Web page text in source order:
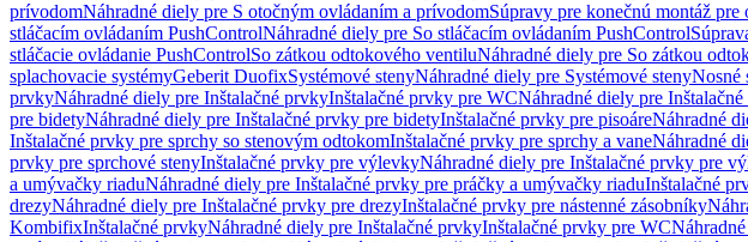
prívodomNáhradné diely pre S otočným ovládaním a prívodomSúpravy pre konečnú montáž
stláčacím ovládaním PushControlNáhradné diely pre So stláčacím ovládaním PushControl
stláčacie ovládanie PushControlSo zátkou odtokového ventiluNáhradné diely pre So zátkou
splachovacie systémyGeberit DuofixSystémové stenyNáhradné diely pre Systémové stenyNosné
prvkyNáhradné diely pre Inštalačné prvkyInštalačné prvky pre WCNáhradné diely pre
pre bidetyNáhradné diely pre Inštalačné prvky pre bidetyInštalačné prvky pre pisoáreNáhradné
Inštalačné prvky pre sprchy so stenovým odtokomInštalačné prvky pre sprchy a vaneNáhradné
prvky pre sprchové stenyInštalačné prvky pre výlevkyNáhradné diely pre Inštalačné prvky pre
a umývačky riaduNáhradné diely pre Inštalačné prvky pre práčky a umývačky riaduInštalačné
drezyNáhradné diely pre Inštalačné prvky pre drezyInštalačné prvky pre nástenné zásobníky
KombifixInštalačné prvkyNáhradné diely pre Inštalačné prvkyInštalačné prvky pre WC